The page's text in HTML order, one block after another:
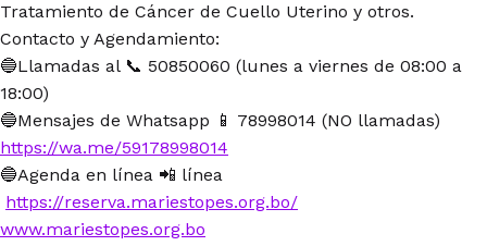
Tratamiento de Cáncer de Cuello Uterino y otros.
Contacto y Agendamiento:
🔵Llamadas al 📞 50850060 (lunes a viernes de 08:00 a
18:00)
🔵Mensajes de Whatsapp 📱 78998014 (NO llamadas)
https://wa.me/59178998014
🔵Agenda en línea 📲 línea
https://reserva.mariestopes.org.bo/
www.mariestopes.org.bo